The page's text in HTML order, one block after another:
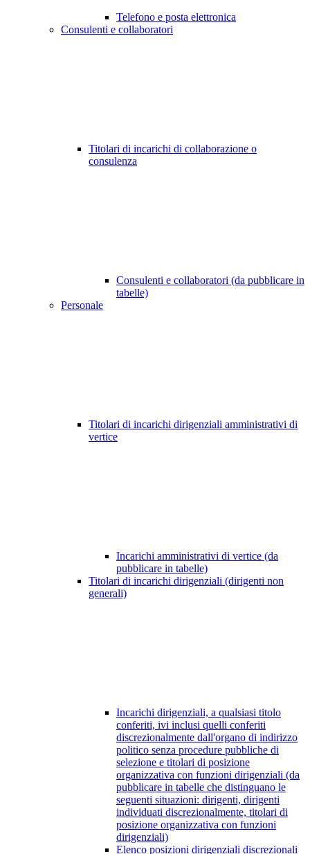
Telefono e posta elettronica
Consulenti e collaboratori
Titolari di incarichi di collaborazione o
consulenza
Consulenti e collaboratori (da pubblicare in
tabelle)
Personale
Titolari di incarichi dirigenziali amministrativi di
vertice
Incarichi amministrativi di vertice (da
pubblicare in tabelle)
Titolari di incarichi dirigenziali (dirigenti non
generali)
Incarichi dirigenziali, a qualsiasi titolo
conferiti, ivi inclusi quelli conferiti
discrezionalmente dall'organo di indirizzo
politico senza procedure pubbliche di
selezione e titolari di posizione
organizzativa con funzioni dirigenziali (da
pubblicare in tabelle che distinguano le
seguenti situazioni: dirigenti, dirigenti
individuati discrezionalmente, titolari di
posizione organizzativa con funzioni
dirigenziali)
Elenco posizioni dirigenziali discrezionali